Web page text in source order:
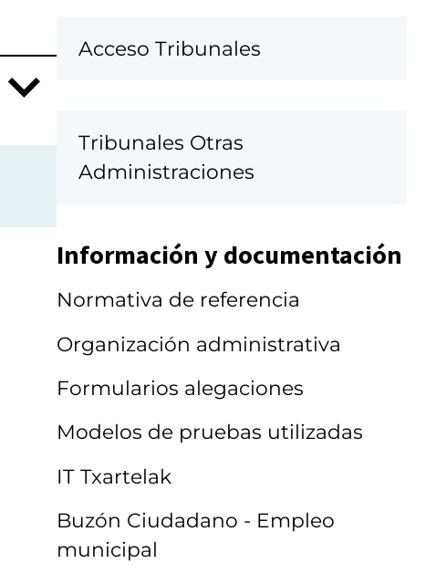
Acceso Tribunales
Tribunales Otras
Administraciones
Información y documentación
Normativa de referencia
Organización administrativa
Formularios alegaciones
Modelos de pruebas utilizadas
IT Txartelak
Buzón Ciudadano - Empleo
municipal